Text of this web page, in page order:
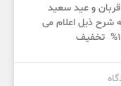
و عید سعید
شرح ذیل اعلام می